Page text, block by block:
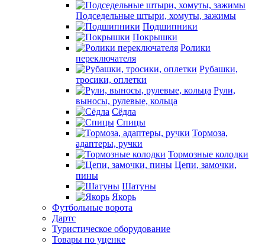
Подседельные штыри, хомуты, зажимы
Подшипники
Покрышки
Ролики
переключателя
Рубашки,
тросики, оплетки
Рули,
выносы, рулевые, кольца
Сёдла
Спицы
Тормоза,
адаптеры, ручки
Тормозные колодки
Цепи, замочки,
пины
Шатуны
Якорь
Футбольные ворота
Дартс
Туристическое оборудование
Товары по уценке